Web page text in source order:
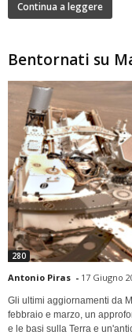
Continua a leggere
Bentornati su
280
Antonio Piras - 17 Giugno
Gli ultimi aggiornamenti da
febbraio e marzo, un
e le basi sulla Terra e